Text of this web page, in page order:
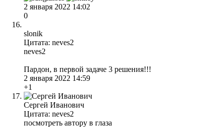
2 января 2022 14:02
0
slonik
Цитата: neves2
neves2
Пардон, в первой задаче 3 решения!!!
2 января 2022 14:59
+1
Сергей Иванович
Цитата: neves2
посмотреть автору в глаза